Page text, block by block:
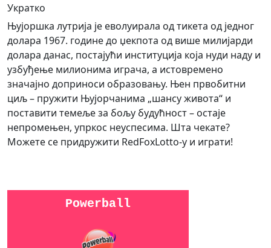
Укратко
Њујоршка лутрија је еволуирала од тикета од једног
долара 1967. године до џекпота од више милијарди
долара данас, постајући институција која нуди наду и
узбуђење милионима играча, а истовремено
значајно доприноси образовању. Њен првобитни
циљ – пружити Њујорчанима „шансу живота“ и
поставити темеље за бољу будућност – остаје
непромењен, упркос неуспесима. Шта чекате?
Можете се придружити RedFoxLotto-у и играти!